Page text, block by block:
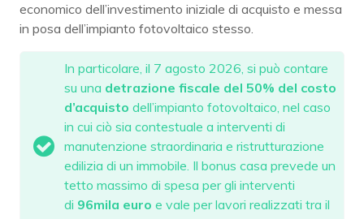
economico dell’investimento iniziale di acquisto e messa
in posa dell’impianto fotovoltaico stesso.
In particolare, il 7 agosto 2026, si può contare
su una detrazione fiscale del 50% del costo
d’acquisto dell’impianto fotovoltaico, nel caso
in cui ciò sia contestuale a interventi di
manutenzione straordinaria e ristrutturazione
edilizia di un immobile. Il bonus casa prevede un
tetto massimo di spesa per gli interventi
di 96mila euro e vale per lavori realizzati tra il